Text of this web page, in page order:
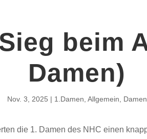
beim
Damen)
Nov. 3, 2025 1.Damen Allgemein Damen
die 1. Damen des NHC einen